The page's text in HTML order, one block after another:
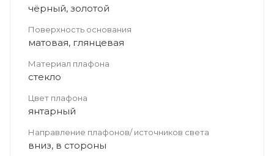
чёрный, золотой
Поверхность основания
матовая, глянцевая
Материал плафона
стекло
Цвет плафона
янтарный
Направление плафонов/ источников света
вниз, в стороны